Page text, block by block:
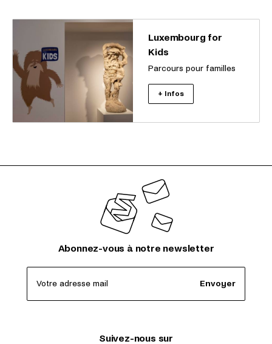
Luxembourg for
Kids
Parcours pour familles
+ Infos
Abonnez-vous à notre newsletter
Votre adresse mail Envoyer
Suivez-nous sur